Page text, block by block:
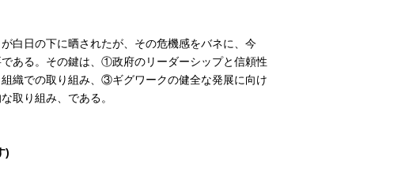
白日の下に晒されたが、その危機感をバネに、今
ある。その鍵は、①政府のリーダーシップと信頼性
織での取り組み、③ギグワークの健全な発展に向け
取り組み、である。
)